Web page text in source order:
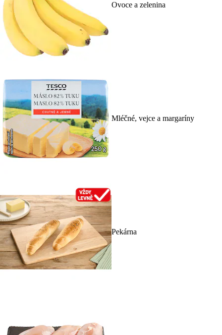
Ovoce a zelenina
Mléčné, vejce a margaríny
Pekárna